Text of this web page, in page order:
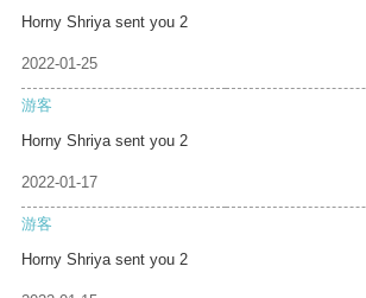
Horny Shriya sent you 2
2022-01-25
游客
Horny Shriya sent you 2
2022-01-17
游客
Horny Shriya sent you 2